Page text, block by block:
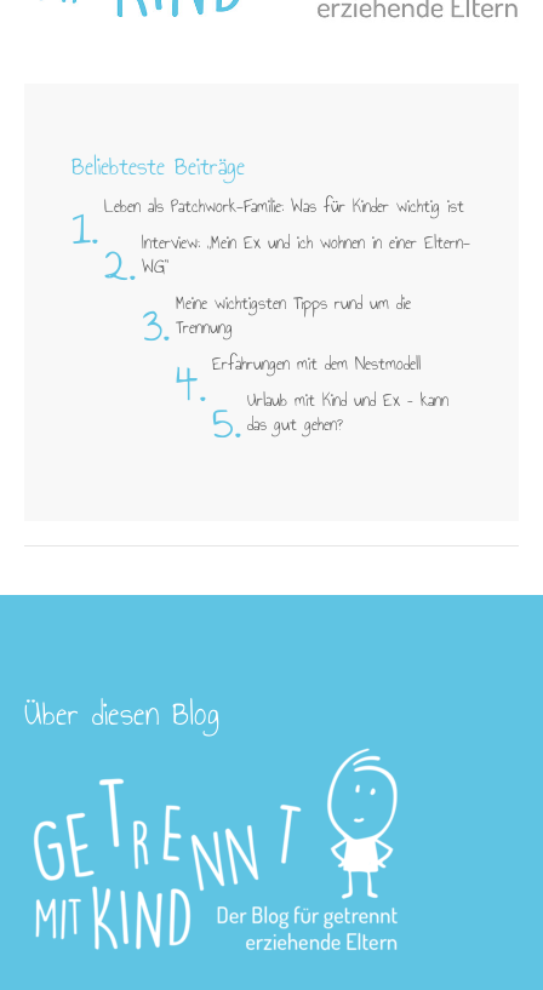
Beliebteste Beiträge
1. Leben als Patchwork-Familie: Was für Kinder wichtig ist
2. Interview: „Mein Ex und ich wohnen in einer Eltern-
WG"
3. Meine wichtigsten Tipps rund um die
Trennung
4. Erfahrungen mit dem Nestmodell
5. Urlaub mit Kind und Ex – kann
das gut gehen?
Über diesen Blog